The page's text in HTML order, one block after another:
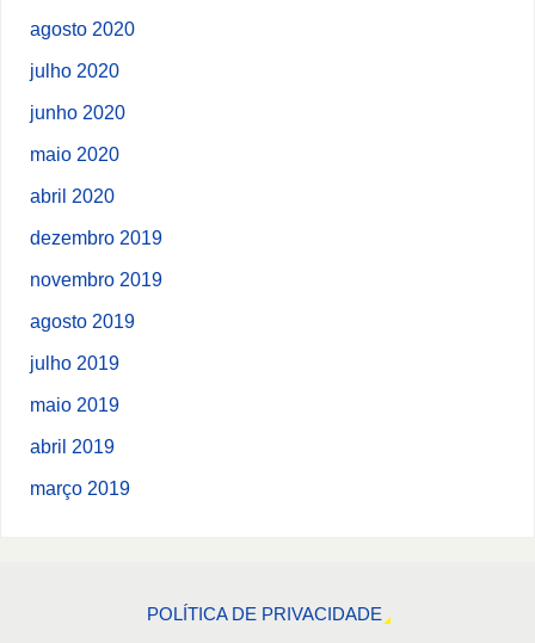
agosto 2020
julho 2020
junho 2020
maio 2020
abril 2020
dezembro 2019
novembro 2019
agosto 2019
julho 2019
maio 2019
abril 2019
março 2019
POLÍTICA DE PRIVACIDADE